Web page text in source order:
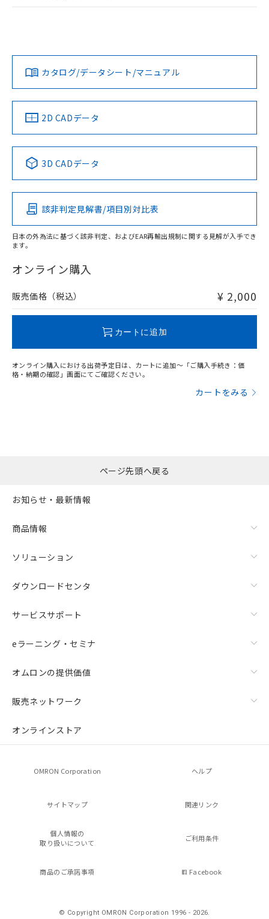
ログイン/会員登録
ダウンロードデータをご利用いただく前に、以下を必ずお読
みください。
ソフトウェアの使用条件
EU RoHS 注意事項・凡例
対応済み
中国 RoHS 注意事項・凡例
Pb Hg Cd Cr(VI)
O
在庫等で未対応品が混在する可能性があります。
問い合わせください。
LR型式承認
（イギリス
船舶規格）
DNV型式承認
（ノルウェー
BV型式承認
（フランス
KR型式
（韓国
No No No No
この製品の規格認証/適合状況ページへ
その他の認証はこちらのページからご検索ください
カタログ/データシート/マニュアル
2D CADデータ
3D CADデータ
該非判定見解書/項目別対比表
日本の外為法に基づく該非判定、およびEAR再輸出規制に関する見解が入手でき
ます。
オンライン購入
販売価格（税込） ¥ 2,000
カートに追加
オンライン購入における出荷予定日は、カートに追加～「ご購入手続き：価
格・納期の確認」画面にてご確認ください。
カートをみる
ページ先頭へ戻る
お知らせ・最新情報
商品情報
ソリューション
ダウンロードセンタ
サービスサポート
eラーニング・セミナ
オムロンの提供価値
販売ネットワーク
オンラインストア
OMRON Corporation ヘルプ
サイトマップ 関連リンク
個人情報の
取り扱いについて
ご利用条件
商品のご承諾事項 Facebook
© Copyright OMRON Corporation 1996 - 2026.